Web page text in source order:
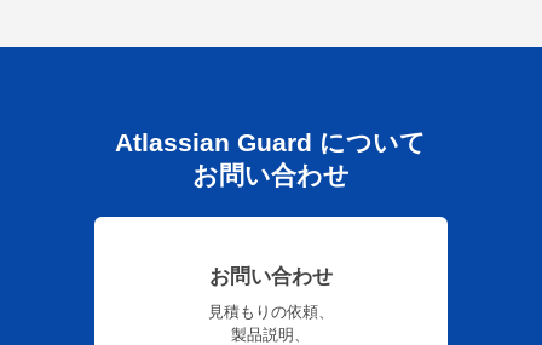
Atlassian Guard について
お問い合わせ
お問い合わせ
見積もりの依頼、
製品説明、